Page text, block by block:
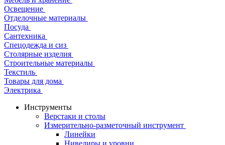
Освещение
Отделочные материалы
Посуда
Сантехника
Спецодежда и сиз
Столярные изделия
Строительные материалы
Текстиль
Товары для дома
Электрика
Инструменты
Верстаки и столы
Измерительно-разметочный инструмент
Линейки
Нивелиры и уровни